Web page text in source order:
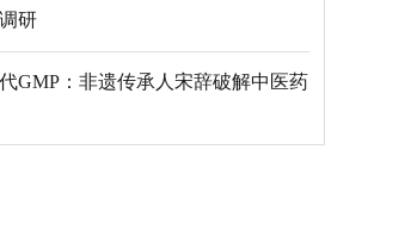
研
GMP：非遗传承人宋辞破解中医药